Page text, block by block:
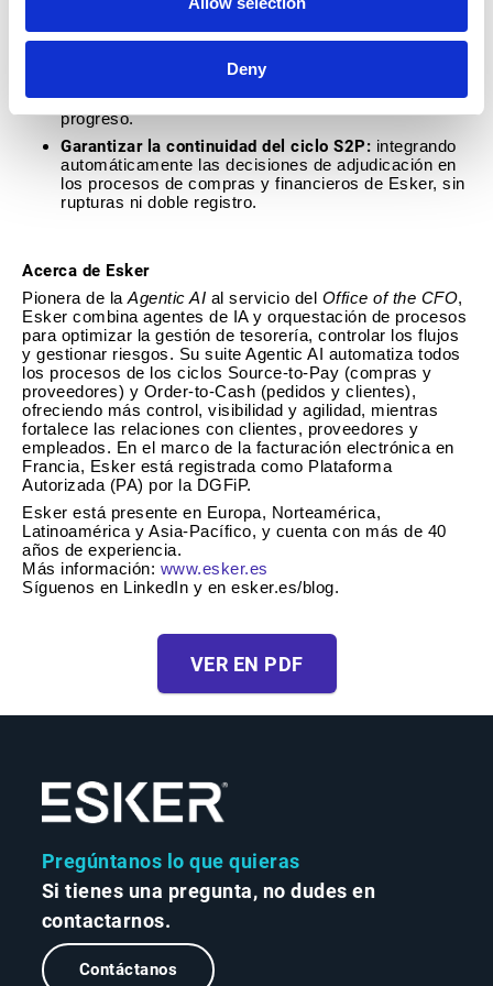
Deny
sencilla.
Favorecer la colaboración con proveedores:
mediante un portal dedicado donde pueden consultar
solicitudes, enviar presupuestos y seguir su
progreso.
Garantizar la continuidad del ciclo S2P: integrando
automáticamente las decisiones de adjudicación en
los procesos de compras y financieros de Esker, sin
rupturas ni doble registro.
Acerca de Esker
Pionera de la Agentic AI al servicio del Office of the CFO,
Esker combina agentes de IA y orquestación de procesos
para optimizar la gestión de tesorería, controlar los flujos
y gestionar riesgos. Su suite Agentic AI automatiza todos
los procesos de los ciclos Source-to-Pay (compras y
proveedores) y Order-to-Cash (pedidos y clientes),
ofreciendo más control, visibilidad y agilidad, mientras
fortalece las relaciones con clientes, proveedores y
empleados. En el marco de la facturación electrónica en
Francia, Esker está registrada como Plataforma
Autorizada (PA) por la DGFiP.
Esker está presente en Europa, Norteamérica,
Latinoamérica y Asia-Pacífico, y cuenta con más de 40
años de experiencia.
Más información: www.esker.es
Síguenos en LinkedIn y en esker.es/blog.
VER EN PDF
Pregúntanos lo que quieras
Si tienes una pregunta, no dudes en
contactarnos.
Contáctanos